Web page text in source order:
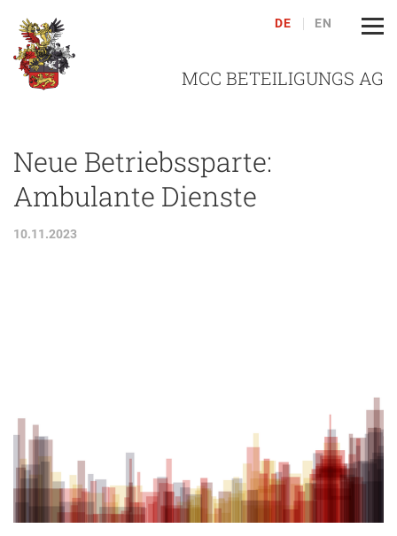
DE EN
MCC BETEILIGUNGS AG
Neue Betriebssparte:
Ambulante Dienste
10.11.2023